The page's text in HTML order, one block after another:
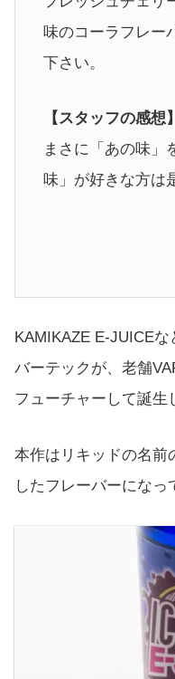
味のコーラフレー
下さい。
【スタッフの感想】
まさに「あの味」
味」が好きな方は
KAMIKAZE E-JUICE
バーテックが、老舗
フューチャーして誕生
本作はリキッドの名前
したフレーバーになっ